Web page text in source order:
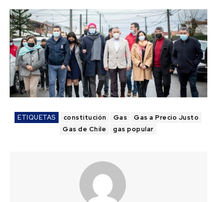
ETIQUETAS constitución Gas
Gas a Precio Justo
Gas de Chile
gas popular